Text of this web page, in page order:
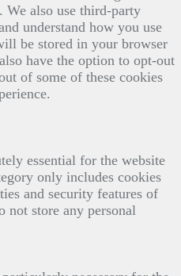
also use third-party
understand how you use
be stored in your browser
have the option to opt-out
of some of these cookies
essential for the website
only includes cookies
and security features of
not store any personal